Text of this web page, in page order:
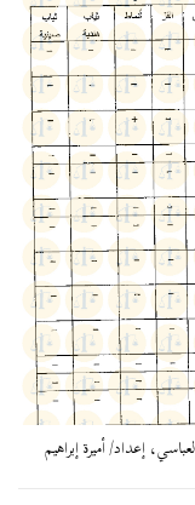
إعداد/ أميرة إبراهيم